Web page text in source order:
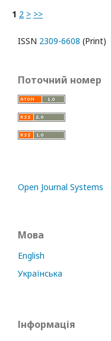
1 2 > >>
ISSN 2309-6608 (Print)
Поточний номер
Open Journal Systems
Мова
English
Українська
Інформація